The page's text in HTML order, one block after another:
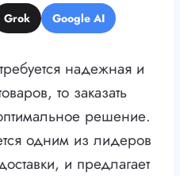
Grok Google AI
надежная и
то заказать
решение.
одним из лидеров
и предлагает